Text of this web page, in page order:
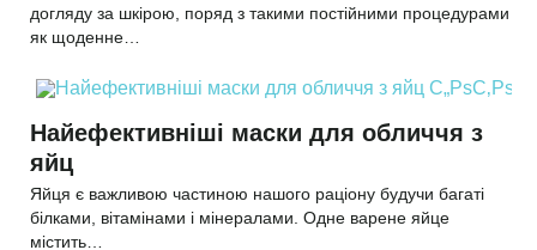
догляду за шкірою, поряд з такими постійними процедурами
як щоденне…
Найефективніші маски для обличчя з
яйц
Яйця є важливою частиною нашого раціону будучи багаті
білками, вітамінами і мінералами. Одне варене яйце
містить…